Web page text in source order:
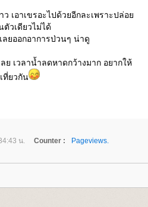
เอาเขรอะไปด้วยอีกละเพราะปล่อ
ตัวเดียวไม่ได้
ลยออกอาการป่วนๆ น่าดู
ย เวลาน้ำลดหาดกว้างมาก อยากให้
ที่ยวกัน
น. Counter :
Pageviews.